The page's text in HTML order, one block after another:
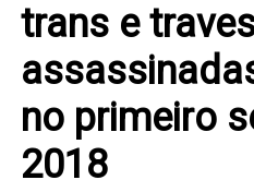
trans e
no primeiro
2018